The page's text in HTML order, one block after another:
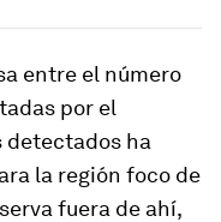
entre el número
por el
detectados ha
la región foco de
fuera de ahí,